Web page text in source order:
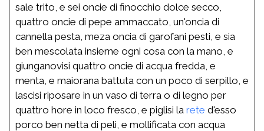
sale trito, e sei oncie di finocchio dolce secco,
quattro oncie di pepe ammaccato, un'oncia di
cannella pesta, meza oncia di garofani pesti, e sia
ben mescolata insieme ogni cosa con la mano, e
giunganovisi quattro oncie di acqua fredda, e
menta, e maiorana battuta con un poco di serpillo, e
lascisi riposare in un vaso di terra o di legno per
quattro hore in loco fresco, e piglisi la rete d'esso
porco ben netta di peli, e mollificata con acqua